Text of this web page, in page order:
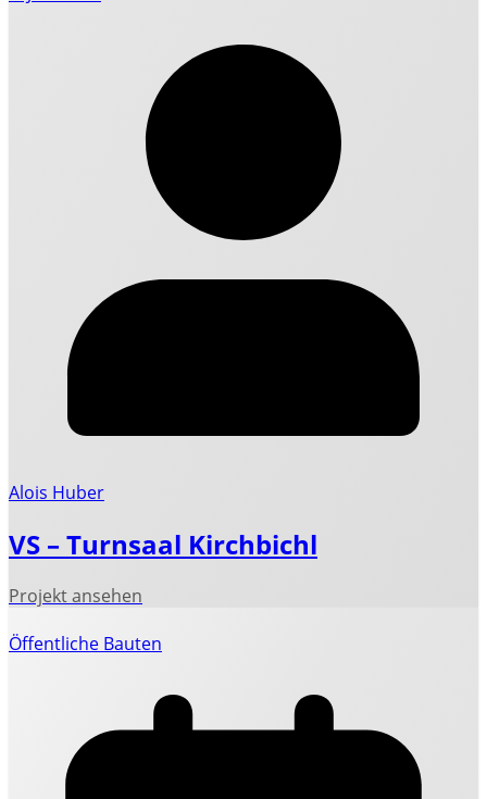
Alois Huber
VS – Turnsaal Kirchbichl
Öffentliche Bauten